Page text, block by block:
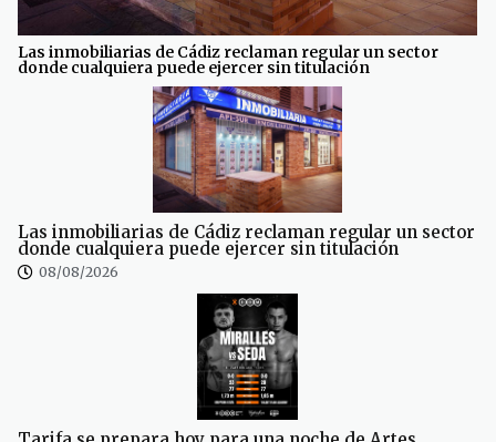
Las inmobiliarias de Cádiz reclaman regular un sector
donde cualquiera puede ejercer sin titulación
Las inmobiliarias de Cádiz reclaman regular un sector
donde cualquiera puede ejercer sin titulación
08/08/2026